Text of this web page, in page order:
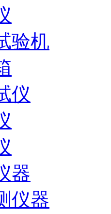
验机
仪
器
仪器